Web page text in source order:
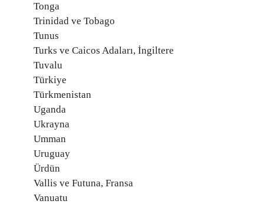
Tonga
Trinidad ve Tobago
Tunus
Turks ve Caicos Adaları, İngiltere
Tuvalu
Türkiye
Türkmenistan
Uganda
Ukrayna
Umman
Uruguay
Ürdün
Vallis ve Futuna, Fransa
Vanuatu